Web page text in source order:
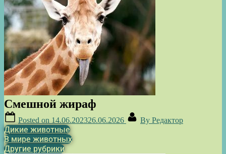
Смешной жираф
Posted on 14.06.202326.06.2026 By Редактор
Дикие животные
В мире животных
Другие рубрики